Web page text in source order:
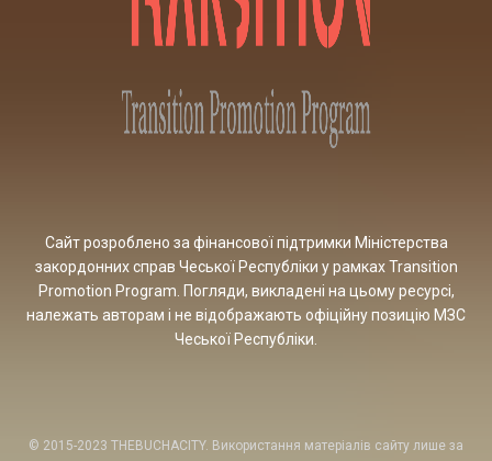
Сайт розроблено за фінансової підтримки Міністерства
закордонних справ Чеської Республіки у рамках Transition
Promotion Program. Погляди, викладені на цьому ресурсі,
належать авторам і не відображають офіційну позицію МЗС
Чеської Республіки.
© 2015-2023 THEBUCHACITY. Використання матеріалів сайту лише за